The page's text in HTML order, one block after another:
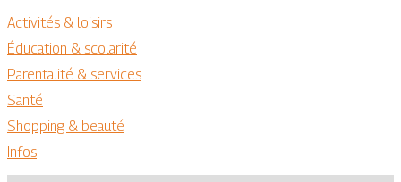
Activités & loisirs
Éducation & scolarité
Parentalité & services
Santé
Shopping & beauté
Infos